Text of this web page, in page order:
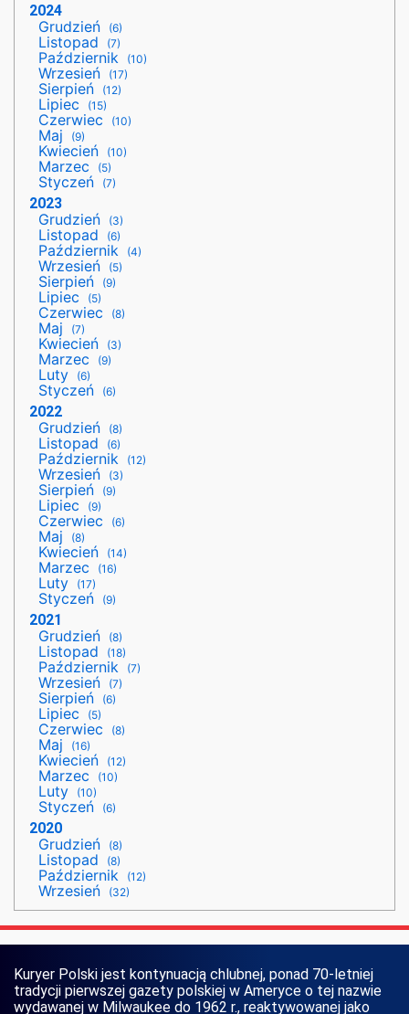
2024
Grudzień (6)
Listopad (7)
Październik (10)
Wrzesień (17)
Sierpień (12)
Lipiec (15)
Czerwiec (10)
Maj (9)
Kwiecień (10)
Marzec (5)
Styczeń (7)
2023
Grudzień (3)
Listopad (6)
Październik (4)
Wrzesień (5)
Sierpień (9)
Lipiec (5)
Czerwiec (8)
Maj (7)
Kwiecień (3)
Marzec (9)
Luty (6)
Styczeń (6)
2022
Grudzień (8)
Listopad (6)
Październik (12)
Wrzesień (3)
Sierpień (9)
Lipiec (9)
Czerwiec (6)
Maj (8)
Kwiecień (14)
Marzec (16)
Luty (17)
Styczeń (9)
2021
Grudzień (8)
Listopad (18)
Październik (7)
Wrzesień (7)
Sierpień (6)
Lipiec (5)
Czerwiec (8)
Maj (16)
Kwiecień (12)
Marzec (10)
Luty (10)
Styczeń (6)
2020
Grudzień (8)
Listopad (8)
Październik (12)
Wrzesień (32)
Kuryer Polski jest kontynuacją chlubnej, ponad 70-letniej
tradycji pierwszej gazety polskiej w Ameryce o tej nazwie
wydawanej w Milwaukee do 1962 r., reaktywowanej jako